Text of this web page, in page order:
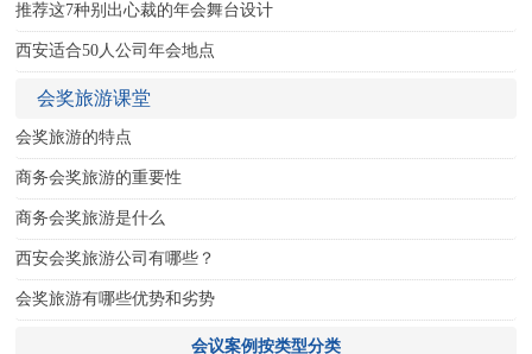
推荐这7种别出心裁的年会舞台设计
西安适合50人公司年会地点
会奖旅游课堂
会奖旅游的特点
商务会奖旅游的重要性
商务会奖旅游是什么
西安会奖旅游公司有哪些？
会奖旅游有哪些优势和劣势
会议案例按类型分类